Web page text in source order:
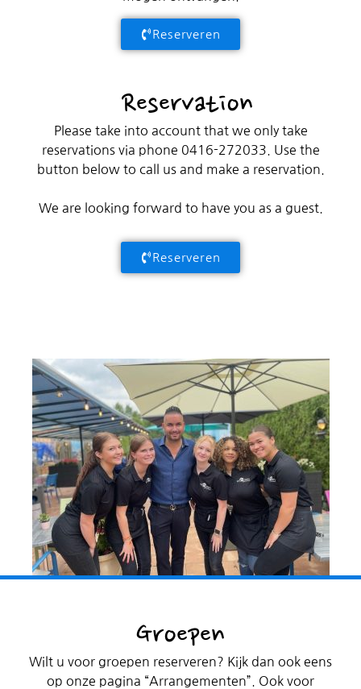
Reserveren
Reservation
Please take into account that we only take
reservations via phone 0416-272033. Use the
button below to call us and make a reservation.
We are looking forward to have you as a guest.
Reserveren
Groepen
Wilt u voor groepen reserveren? Kijk dan ook eens
op onze pagina “Arrangementen”. Ook voor